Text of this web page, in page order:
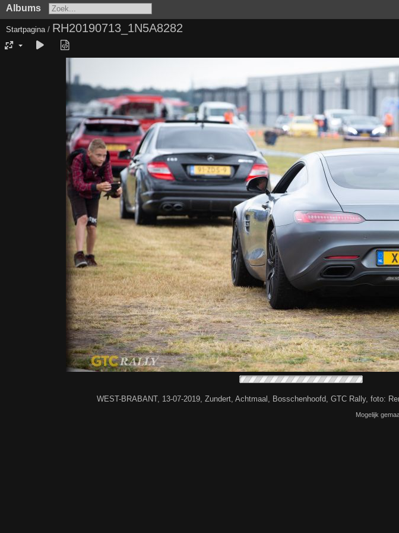
Albums
Startpagina/ RH20190713_1N5A8282
WEST-BRABANT, 13-07-2019, Zundert, Achtmaal, Bosschenhoofd, GTC Rally, foto:
Mogelijk